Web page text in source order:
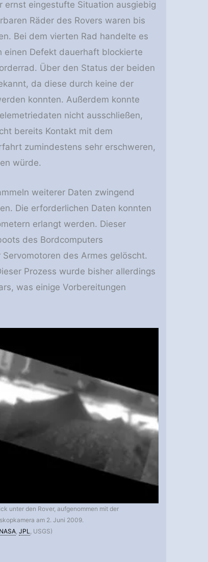
eingestufte Situation ausgiebig
Räder des Rovers waren bis
Bei dem vierten Rad handelte es
einen Defekt dauerhaft blockierte
Über den Status der beiden
da diese durch keine der
konnten. Außerdem konnte
nicht ausschließen,
bereits Kontakt mit dem
zumindestens sehr erschweren,
würde.
weiterer Daten zwingend
Die erforderlichen Daten konnten
erlangt werden. Dieser
des Bordcomputers
des Armes gelöscht.
Prozess wurde bisher allerdings
was einige Vorbereitungen
unter den Rover, aufgenommen mit der
am 2. Juni 2009.
NASA,JPL, USGS)